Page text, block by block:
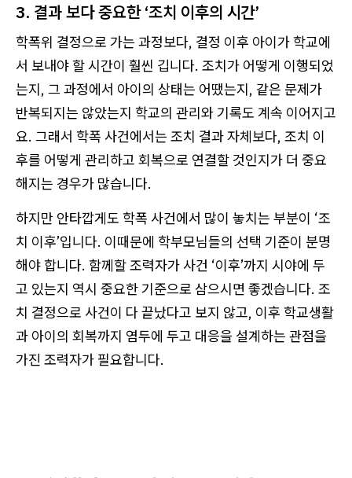
3. 결과 보다 중요한 ‘조치 이후의 시간’
학폭위 결정으로 가는 과정보다, 결정 이후 아이가 학교에
서 보내야 할 시간이 훨씬 깁니다. 조치가 어떻게 이행되었
는지, 그 과정에서 아이의 상태는 어땠는지, 같은 문제가
반복되지는 않았는지 학교의 관리와 기록도 계속 이어지고
요. 그래서 학폭 사건에서는 조치 결과 자체보다, 조치 이
후를 어떻게 관리하고 회복으로 연결할 것인지가 더 중요
해지는 경우가 많습니다.
하지만 안타깝게도 학폭 사건에서 많이 놓치는 부분이 ‘조
치 이후’입니다. 이때문에 학부모님들의 선택 기준이 분명
해야 합니다. 함께할 조력자가 사건 ‘이후’까지 시야에 두
고 있는지 역시 중요한 기준으로 삼으시면 좋겠습니다. 조
치 결정으로 사건이 다 끝났다고 보지 않고, 이후 학교생활
과 아이의 회복까지 염두에 두고 대응을 설계하는 관점을
가진 조력자가 필요합니다.